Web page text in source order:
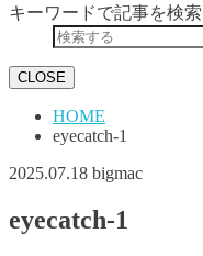
キーワードで記事を検索
CLOSE
HOME
eyecatch-1
2025.07.18 bigmac
eyecatch-1